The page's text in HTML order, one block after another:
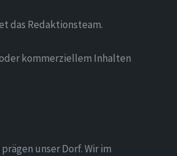
das Redaktionsteam.
kommerziellem Inhalten
unser Dorf. Wir im